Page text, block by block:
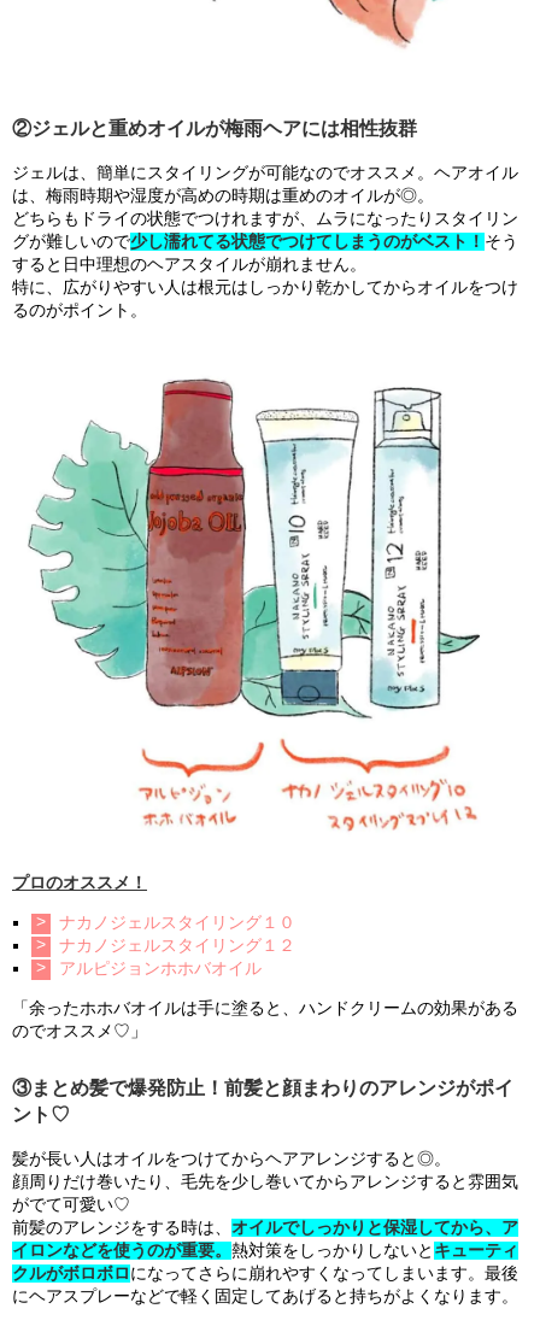
②ジェルと重めオイルが梅雨ヘアには相性抜群
ジェルは、簡単にスタイリングが可能なのでオススメ。ヘアオイル
は、梅雨時期や湿度が高めの時期は重めのオイルが◎。
どちらもドライの状態でつけれますが、ムラになったりスタイリン
グが難しいので少し濡れてる状態でつけてしまうのがベスト！ そう
すると日 中理想のヘアスタイルが崩れません。
特に、広がりやすい人は根元はしっかり乾かしてからオイルをつけ
るのがポイント。
プロのオススメ！
ナカノジェルスタイリング１０
ナカノジェルスタイリング１２
アルピジョンホホバオイル
「余ったホホバオイルは手に塗ると、ハンドクリームの効果がある
のでオススメ♡」
③まとめ髪で爆発防止！前髪と顔まわりのアレンジがポイ
ント♡
髪が長い人はオイルをつけてからヘアアレンジすると◎。
顔周りだけ巻いたり、毛先を少し巻いてからアレンジすると雰囲気
がでて可愛い♡
前髪のアレンジをする時は、 オイルでしっかりと保湿してから、ア
イロンなどを使うのが重要。 熱対策をしっかりしないと キューティ
クルがボロボロ になってさらに崩れやすくなってしまいます。最後
にヘアスプレーなどで軽く固定してあげると持ちがよくなります。